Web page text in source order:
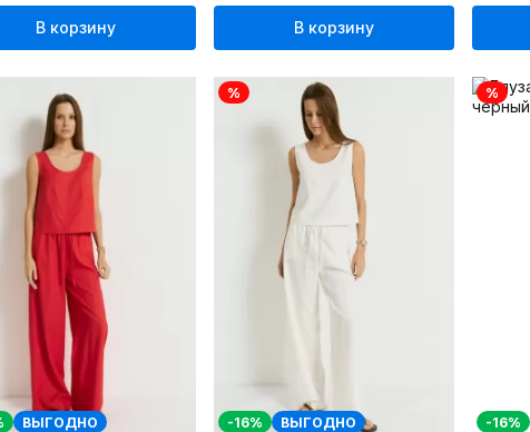
В корзину В корзину
ВЫГОДНО
%
-16% ВЫГОДНО
%
-16%